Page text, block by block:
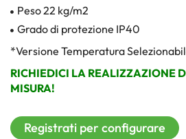
Peso 22 kg/m2
Grado di protezione IP40
*Versione Temperatura
RICHIEDICI LA REALIZZAZIONE
MISURA!
Registrati per configurare